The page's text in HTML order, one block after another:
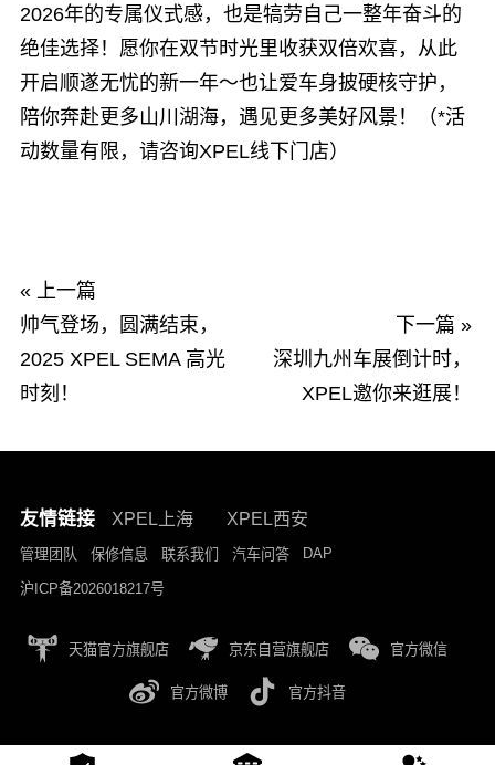
2026年的专属仪式感，也是犒劳自己一整年奋斗的
绝佳选择！愿你在双节时光里收获双倍欢喜，从此
开启顺遂无忧的新一年～也让爱车身披硬核守护，
陪你奔赴更多山川湖海，遇见更多美好风景！（*活
动数量有限，请咨询XPEL线下门店）
« 上一篇
帅气登场，圆满结束，
2025 XPEL SEMA 高光
时刻！
下一篇 »
深圳九州车展倒计时，
XPEL邀你来逛展！
友情链接 XPEL上海 XPEL西安
管理团队 保修信息 联系我们 汽车问答 DAP
沪ICP备2026018217号
天猫官方旗舰店 京东自营旗舰店 官方微信
官方微博 官方抖音